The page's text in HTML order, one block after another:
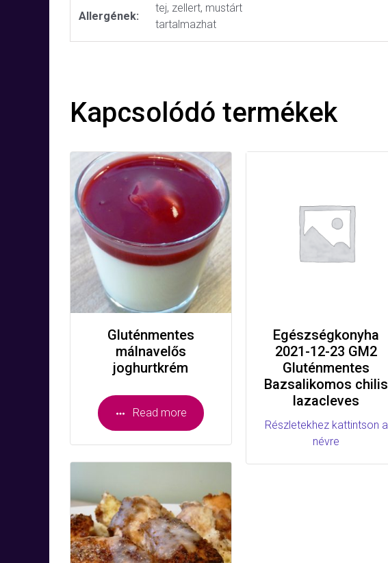
Allergének:
tej, zellert, mustárt
tartalmazhat
Kapcsolódó termékek
Gluténmentes
málnavelős
joghurtkrém
Read more
Egészségkonyha
2021-12-23 GM2
Gluténmentes
Bazsalikomos chilis
lazacleves
Részletekhez kattintson a
névre